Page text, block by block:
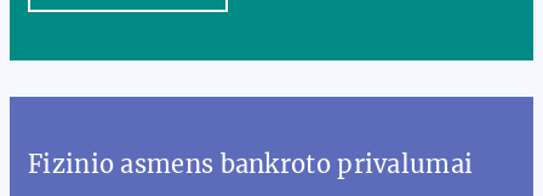
Fizinio asmens bankroto privalumai